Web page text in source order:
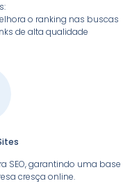
o ranking nas buscas
de alta qualidade
SEO, garantindo uma base
cresça online.